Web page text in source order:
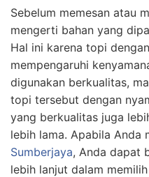
Sebelum memesan atau
mengerti bahan yang
Hal ini karena topi
mempengaruhi
digunakan berkualitas,
topi tersebut dengan
yang berkualitas juga
lebih lama. Apabila Anda
Sumberjaya, Anda dapat
lebih lanjut dalam